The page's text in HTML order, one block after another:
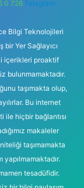
0 726 Telegram:
Bilgi Teknolojileri
bir Yer Sağlayıcı
içerikleri proaktif
bulunmamaktadır.
taşımakta olup,
Bu internet
ile hiçbir bağlantısı
makaleler
taşımamakta
tesadüfidir.